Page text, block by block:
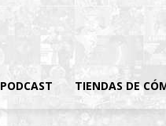
PODCAST TIENDAS DE